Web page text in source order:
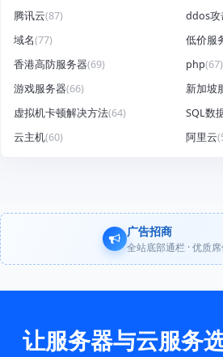
腾讯云(87) ddos攻
域名(77) 低价服
香港高防服务器(69) php(67)
游戏服务器(66) 新加坡
虚拟机卡顿解决方法(64) SQL数
云主机(60) 阿里云
广告招商
全站底部通栏 · 优质
让服务器与云服务